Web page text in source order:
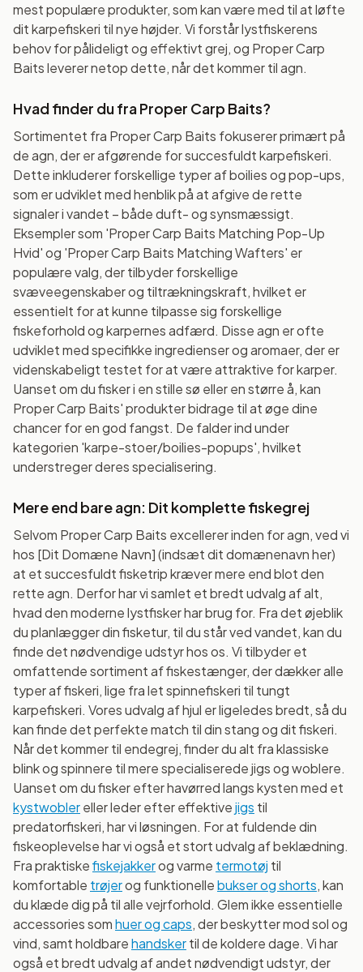
mest populære produkter, som kan være med til at løfte
dit karpefiskeri til nye højder. Vi forstår lystfiskerens
behov for pålideligt og effektivt grej, og Proper Carp
Baits leverer netop dette, når det kommer til agn.
Hvad finder du fra Proper Carp Baits?
Sortimentet fra Proper Carp Baits fokuserer primært på
de agn, der er afgørende for succesfuldt karpefiskeri.
Dette inkluderer forskellige typer af boilies og pop-ups,
som er udviklet med henblik på at afgive de rette
signaler i vandet – både duft- og synsmæssigt.
Eksempler som 'Proper Carp Baits Matching Pop-Up
Hvid' og 'Proper Carp Baits Matching Wafters' er
populære valg, der tilbyder forskellige
svæveegenskaber og tiltrækningskraft, hvilket er
essentielt for at kunne tilpasse sig forskellige
fiskeforhold og karpernes adfærd. Disse agn er ofte
udviklet med specifikke ingredienser og aromaer, der er
videnskabeligt testet for at være attraktive for karper.
Uanset om du fisker i en stille sø eller en større å, kan
Proper Carp Baits' produkter bidrage til at øge dine
chancer for en god fangst. De falder ind under
kategorien 'karpe-stoer/boilies-popups', hvilket
understreger deres specialisering.
Mere end bare agn: Dit komplette fiskegrej
Selvom Proper Carp Baits excellerer inden for agn, ved vi
hos [Dit Domæne Navn] (indsæt dit domænenavn her)
at et succesfuldt fisketrip kræver mere end blot den
rette agn. Derfor har vi samlet et bredt udvalg af alt,
hvad den moderne lystfisker har brug for. Fra det øjeblik
du planlægger din fisketur, til du står ved vandet, kan du
finde det nødvendige udstyr hos os. Vi tilbyder et
omfattende sortiment af fiskestænger, der dækker alle
typer af fiskeri, lige fra let spinnefiskeri til tungt
karpefiskeri. Vores udvalg af hjul er ligeledes bredt, så du
kan finde det perfekte match til din stang og dit fiskeri.
Når det kommer til endegrej, finder du alt fra klassiske
blink og spinnere til mere specialiserede jigs og woblere.
Uanset om du fisker efter havørred langs kysten med et
kystwoblereller leder efter effektivejigs til
predatorfiskeri, har vi løsningen. For at fuldende din
fiskeoplevelse har vi også et stort udvalg af beklædning.
Fra praktiskefiskejakkerog varme termotøj til
komfortable trøjerog funktionellebukser og shorts, kan
du klæde dig på til alle vejrforhold. Glem ikke essentielle
accessories somhuer og caps, der beskytter mod sol og
vind, samt holdbarehandskertil de koldere dage. Vi har
også et bredt udvalg af andet nødvendigt udstyr, der